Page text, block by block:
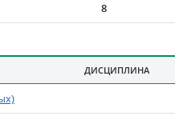
8
ДИСЦИПЛИНА